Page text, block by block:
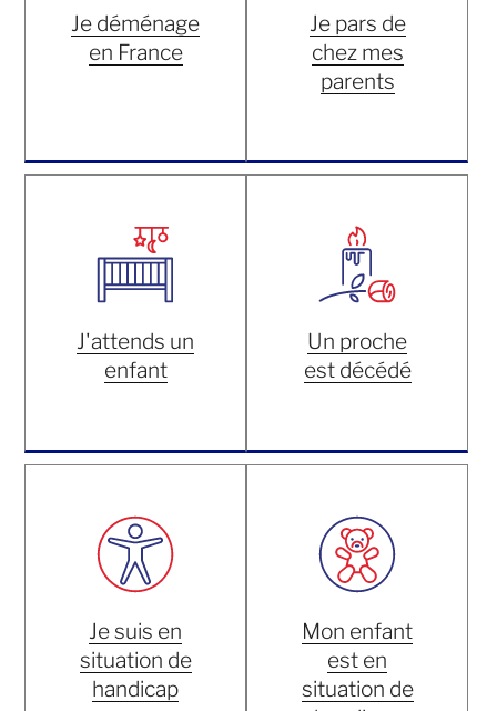
Je déménage
en France
Je pars de
chez mes
parents
J'attends un
enfant
Un proche
est décédé
Je suis en
situation de
handicap
Mon enfant
est en
situation de